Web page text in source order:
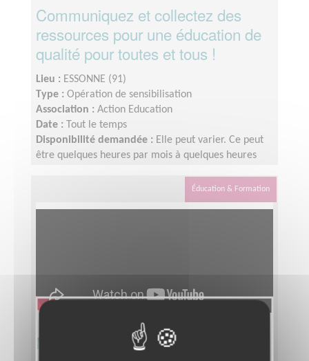
Communiquez et collectez des
ressources pour une éducation de
qualité pour toutes et tous !
Lieu : ESSONNE (91)
Type : Opération de sensibilisation
Association : Action Education
Date :
Tout le temps
Disponibilité demandée : Elle peut varier. Ce peut
être quelques heures par mois à quelques heures
Éducation & Formation
Menez des actions d'éducation à la